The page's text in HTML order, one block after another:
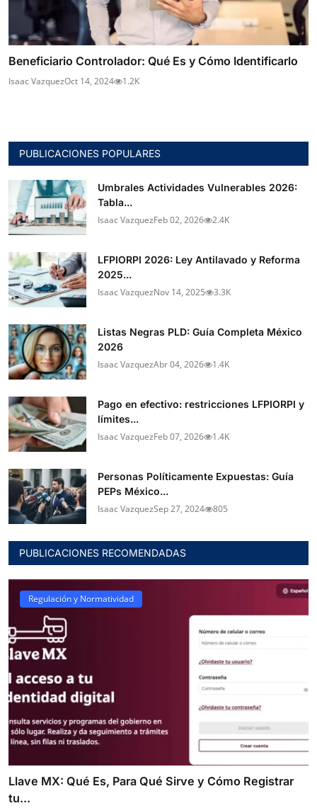
Beneficiario Controlador: Qué Es y Cómo Identificarlo
Isaac VazquezOct 14, 2024 1.2K
PUBLICACIONES POPULARES
Umbrales Actividades Vulnerables 2026:
Tabla...
Isaac VazquezFeb 02, 2026 2.4K
LFPIORPI 2026: Ley Antilavado y Reforma
2025...
Isaac VazquezNov 14, 2025 3.3K
Listas Negras PLD: Guía Completa México
2026
Isaac VazquezAbr 04, 2026 1.4K
Pago en efectivo: restricciones LFPIORPI y
límites...
Isaac VazquezFeb 07, 2026 1.4K
Personas Políticamente Expuestas: Guía
PEPs México...
Isaac VazquezSep 27, 2024 805
PUBLICACIONES RECOMENDADAS
Regulación y Normatividad
Llave MX: Qué Es, Para Qué Sirve y Cómo Registrar
tu...